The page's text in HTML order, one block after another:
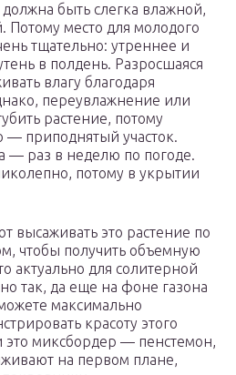
быть слегка влажной,
Потому место для молодого
тщательно: утреннее и
в полдень. Разросшаяся
влагу благодаря
переувлажнение или
растение, потому
— приподнятый участок.
— раз в неделю по погоде.
потому в укрытии
высаживать это растение по
чтобы получить объемную
актуально для солитерной
так, да еще на фоне газона
максимально
красоту этого
это миксбордер — пенстемон,
на первом плане,